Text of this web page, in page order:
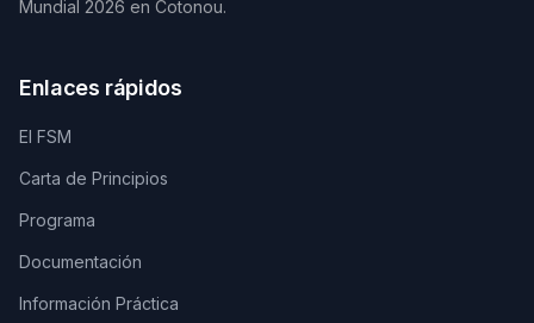
Mundial 2026 en Cotonou.
Enlaces rápidos
El FSM
Carta de Principios
Programa
Documentación
Información Práctica